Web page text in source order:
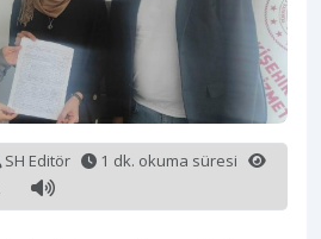
SH Editör
1 dk. okuma süresi